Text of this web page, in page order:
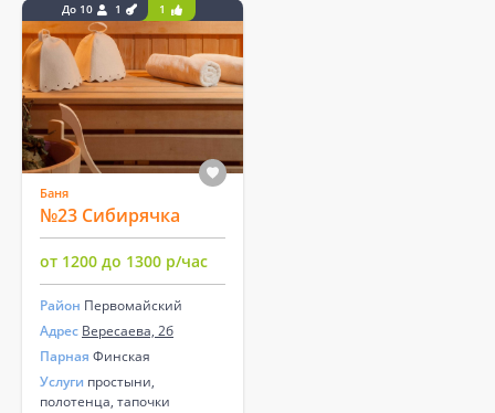
До 10 1 1
Баня
№23 Сибирячка
от 1200 до 1300 р/час
Район Первомайский
Адрес Вересаева, 2б
Парная Финская
Услуги простыни,
полотенца, тапочки